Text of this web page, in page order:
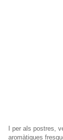
I per als postres,
aromàtiques